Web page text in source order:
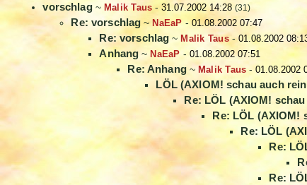
vorschlag~ Malik Taus -31.07.2002 14:28 (31)
Re: vorschlag ~ NaEaP-01.08.2002 07:47
Re: vorschlag ~ Malik Taus-01.08.2002
Anhang ~ NaEaP - 01.08.2002 07:51
Re: Anhang~ Malik Taus-01.08.2002
LÖL (AXIOM! schau auch
Re: LÖL (AXIOM!
Re: LÖL (AXIOM!
Re: LÖL
Re:
Re: